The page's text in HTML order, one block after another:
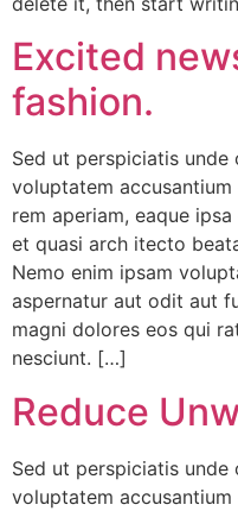
Excited
fashion.
Sed ut perspiciatis
voluptatem
rem aperiam, eaque
et quasi arch itecto
Nemo enim ipsam
aspernatur aut odit aut
magni dolores eos qui
nesciunt. […]
Reduce
Sed ut perspiciatis
voluptatem